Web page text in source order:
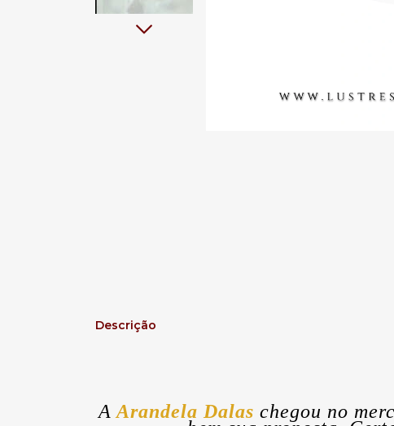
Descrição
A Arandela Dalas chegou no